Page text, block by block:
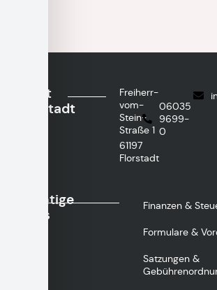
Stadt
Florstadt
Freiherr-
vom-
Stein-
Straße 1
61197
Florstadt
06035
9699-
0
Wichtige
Links
Finanzen &
Formulare &
Satzungen &